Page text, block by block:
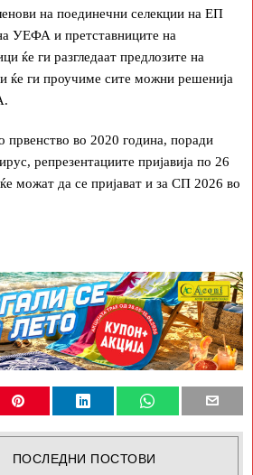
на поединечни селекции на ЕП
УЕФА и претставниците на
ќе ги разгледаат предлозите на
ќе ги проучиме сите можни решенија
првенство во 2020 година, поради
репрезентациите пријавија по 26
можат да се пријават и за СП 2026 во
ПОСЛЕДНИ ПОСТОВИ